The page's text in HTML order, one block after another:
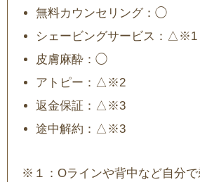
無料カウンセリング：◯
シェービングサービス：△※1
皮膚麻酔：◯
アトピー：△※2
返金保証：△※3
途中解約：△※3
※１：Oラインや背中など自分